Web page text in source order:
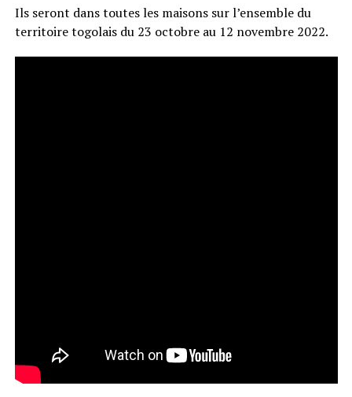
Ils seront dans toutes les maisons sur l’ensemble du
territoire togolais du 23 octobre au 12 novembre 2022.